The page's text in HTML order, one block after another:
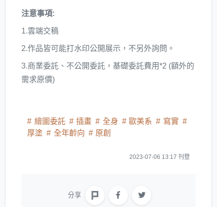
注意事項:
1.雲端交稿
2.作品皆可能打水印公開展示，不另外詢問。
3.商業委託、不公開委託，基礎委託費用*2 (額外的
需求原價)
繪圖委託 插畫 全身 歐美系
寫實
厚塗
全年齡向 原創
2023-07-06 13:17 刊登
分享